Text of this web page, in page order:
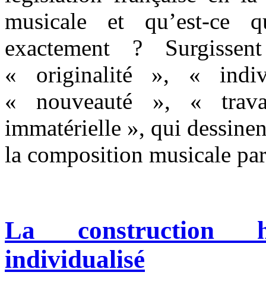
musicale et qu’est-ce
exactement ?
« originalité », «
« nouveauté », «
immatérielle », qui
la composition musicale
La construction
individualisé